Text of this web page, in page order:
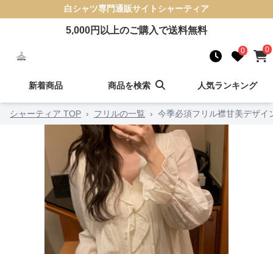
白シャツ専門通販サイト シャーティア
5,000円以上のご購入で送料無料
0 0
新着商品 商品を検索 人気ランキング
シャーティア TOP › フリルの一覧 › 今季必須フリル襟甘美デザイ